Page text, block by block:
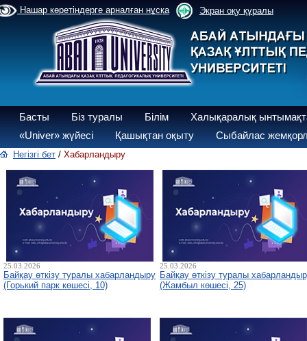
Нашар көретіндерге арналған нұсқа Экран оқу құралы
Басты Біз туралы Білім
Халықаралық
«Univer» жүйесі
Қашықтан оқыту Сыбайлас
Негізгі бет / Хабарландыру
25.03.2026
Байқау өткізу туралы хабарландыру
(Горький парк көшесі, 10)
25.03.2026
Байқау өткізу туралы
(Жамбыл көшесі, 25)